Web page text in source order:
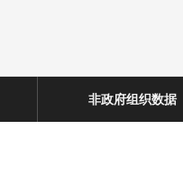
非政府组织数据